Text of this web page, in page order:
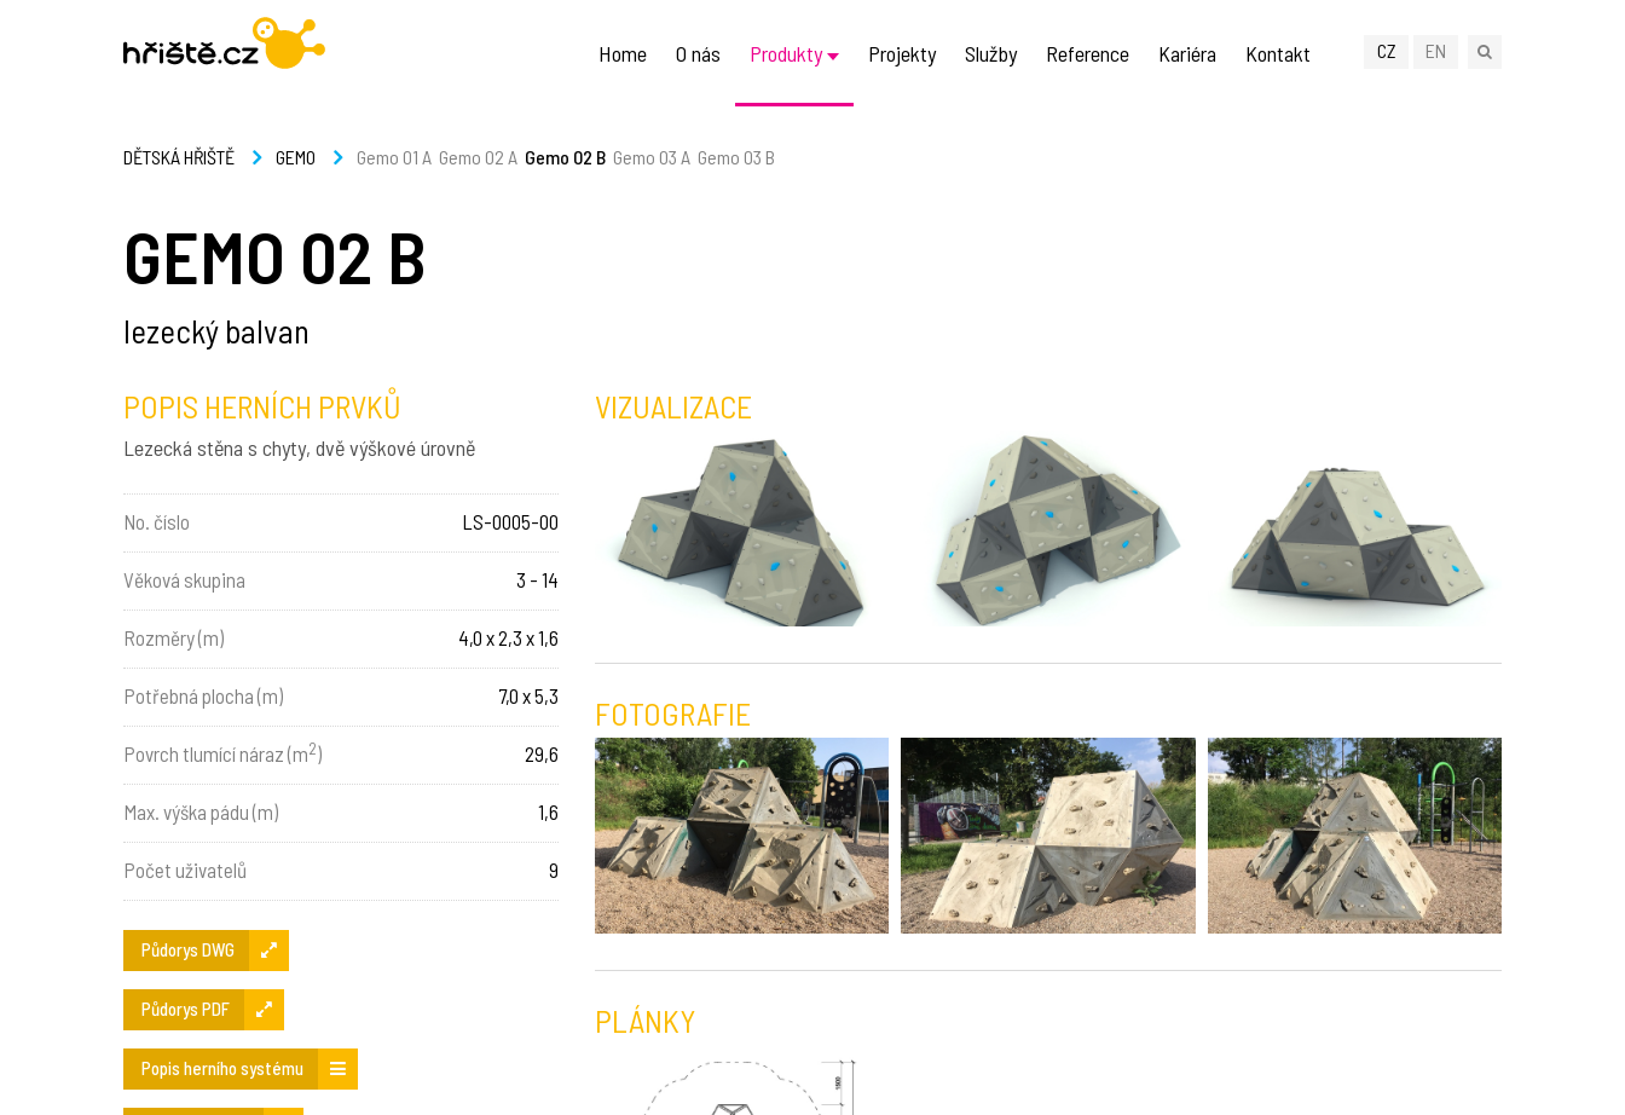
CZ EN
Home O nás Produkty Projekty Služby Reference Kariéra Kontakt
DĚTSKÁ HŘIŠTĚ GEMO Gemo 01 A Gemo 02 A Gemo 02 B Gemo 03 A Gemo 03 B
GEMO 02 B
lezecký balvan
POPIS HERNÍCH PRVKŮ
Lezecká stěna s chyty, dvě výškové úrovně
No. číslo LS-0005-00
Věková skupina 3 - 14
Rozměry (m) 4,0 x 2,3 x 1,6
Potřebná plocha (m) 7,0 x 5,3
Povrch tlumící náraz (m2) 29,6
Max. výška pádu (m) 1,6
Počet uživatelů 9
Půdorys DWG
Půdorys PDF
Popis herního systému
VIZUALIZACE
FOTOGRAFIE
PLÁNKY